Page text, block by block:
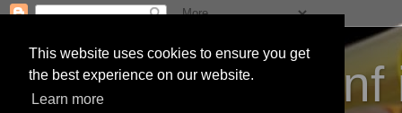
This website uses cookies to ensure you get
the best experience on our website.
Learn more3athlon - #dnf